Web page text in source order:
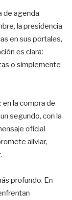
de agenda
la presidencia
en sus portales,
es clara:
o simplemente
en la compra de
segundo, con la
oficial
aliviar,
profundo. En